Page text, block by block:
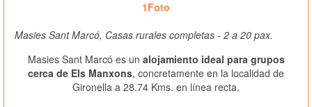
1Foto
Masies Sant Marcó, Casas rurales completas - 2 a 20 pax.
Masies Sant Marcó es un alojamiento ideal para grupos
cerca de Els Manxons, concretamente en la localidad de
Gironella a 28.74 Kms. en línea recta.